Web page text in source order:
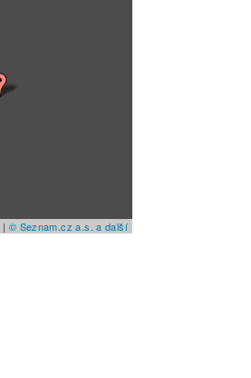
| © Seznam.cz a.s. a další